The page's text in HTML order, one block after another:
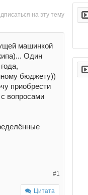
на эту тему
машинкой
Один
бюджету))
приобрести
вопросами
#1
Цитата